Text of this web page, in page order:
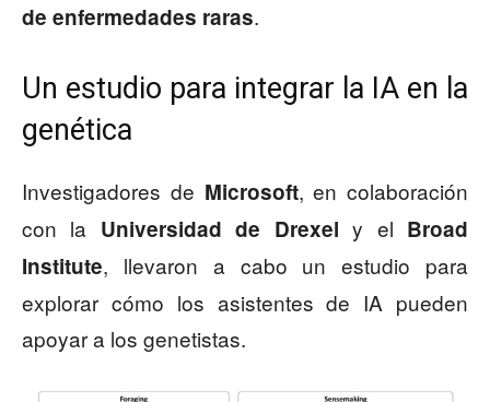
de enfermedades raras.
Un estudio para integrar la IA en la
genética
Investigadores de Microsoft, en colaboración
con la Universidad de Drexel y el Broad
Institute, llevaron a cabo un estudio para
explorar cómo los asistentes de IA pueden
apoyar a los genetistas.